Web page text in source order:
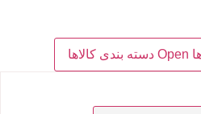
Open دسته بندی کالاها